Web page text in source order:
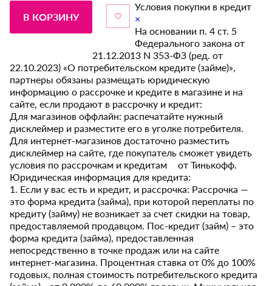
В КОРЗИНУ
Условия покупки в кредит
×
На основании п. 4 ст. 5
Федерального закона от
21.12.2013 N 353-ФЗ (ред. от
22.10.2023) «О потребительском кредите (займе)»,
партнеры обязаны размещать юридическую
информацию о рассрочке и кредите в магазине и на
сайте, если продают в рассрочку и кредит:
Для магазинов оффлайн: распечатайте нужный
дисклеймер и разместите его в уголке потребителя.
Для интернет-магазинов достаточно разместить
дисклеймер на сайте, где покупатель сможет увидеть
условия по рассрочкам и кредитам от Тинькофф.
Юридическая информация для кредита:
1. Если у вас есть и кредит, и рассрочка: Рассрочка —
это форма кредита (займа), при которой переплаты по
кредиту (займу) не возникает за счет скидки на товар,
предоставляемой продавцом. Пос-кредит (займ) – это
форма кредита (займа), предоставленная
непосредственно в точке продаж или на сайте
интернет-магазина. Процентная ставка от 0% до 100%
годовых, полная стоимость потребительского кредита